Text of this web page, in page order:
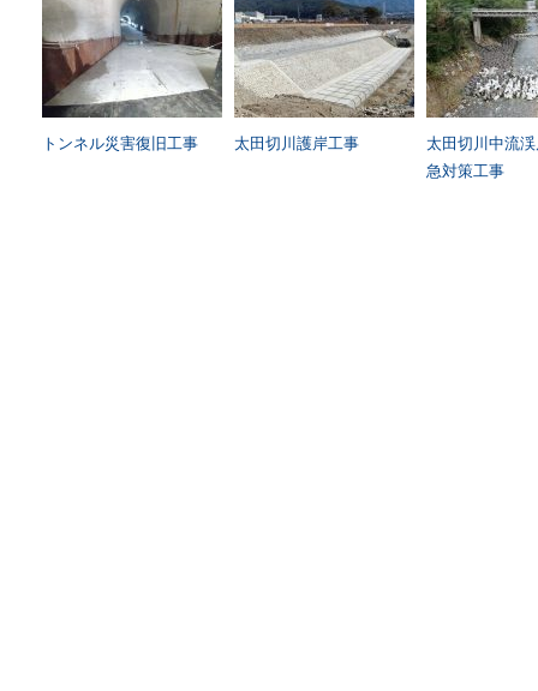
トンネル災害復旧工事 太田切川護岸工事
太田切川中流
急対策工事